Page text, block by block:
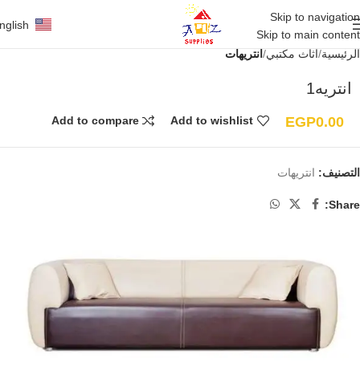
Skip to navigation
Skip to main content
الرئيسية أثاث مكتبي انتريهات
انتريه1
EGP0.00
Add to wishlist
Add to compare
التصنيف: انتريهات
Share: